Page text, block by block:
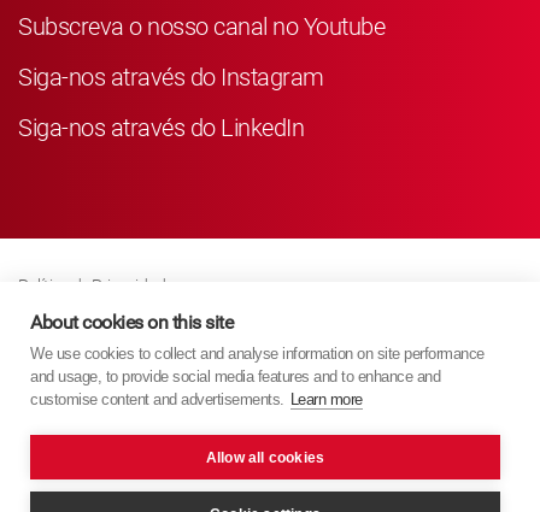
Subscreva o nosso canal no Youtube
Siga-nos através do Instagram
Siga-nos através do LinkedIn
Política de Privacidade
Business Partner Privacy
Política de Cookies
Modern Slavery Act Policy
About cookies on this site
We use cookies to collect and analyse information on site performance
and usage, to provide social media features and to enhance and
customise content and advertisements. Learn more
Allow all cookies